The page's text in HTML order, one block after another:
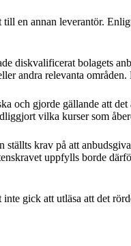
en annan leverantör.
diskvalificerat bolagets
andra relevanta
och gjorde gällande att
vilka kurser som
ställts krav på att
uppfylls borde
gick att utläsa att det